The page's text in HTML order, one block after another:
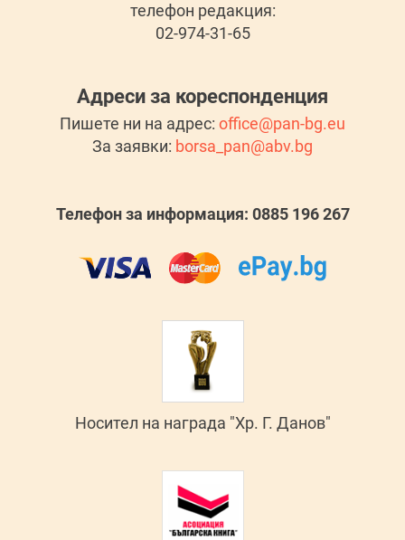
телефон редакция:
02-974-31-65
Адреси за кореспонденция
Пишете ни на адрес: office@pan-bg.eu
За заявки: borsa_pan@abv.bg
Телефон за информация: 0885 196 267
Носител на награда "Хр. Г. Данов"